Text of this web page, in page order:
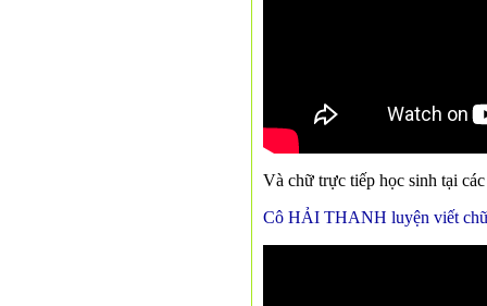
Và chữ trực tiếp học sinh tại
Cô HẢI THANH luyện viết